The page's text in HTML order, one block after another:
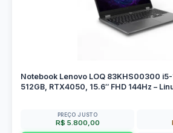
Notebook Lenovo LOQ 83KHS00300 i5-
512GB, RTX4050, 15.6″ FHD 144Hz –
PREÇO JUSTO
R$ 5.800,00